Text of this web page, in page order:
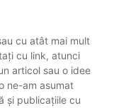
cu atât mai mult
cu link, atunci
articol sau o idee
ne-am asumat
și publicațiile cu